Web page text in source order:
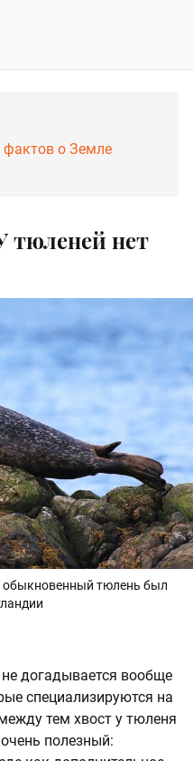
о Земле
тюленей нет
обыкновенный тюлень был
догадывается вообще
специализируются на
тем хвост у тюленя
полезный: